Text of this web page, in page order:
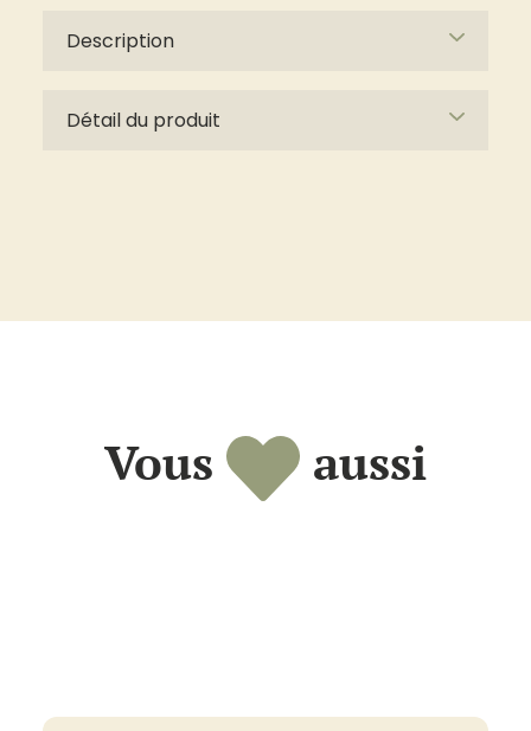
Description
Détail du produit
Vous aussi